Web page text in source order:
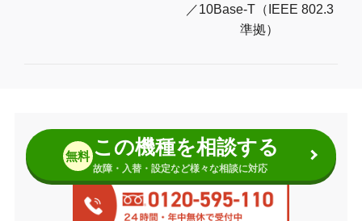
／10Base-T（IEEE 802.3
準拠）
無料 この機種を相談する
故障・入替・設定など様々な相談に対応